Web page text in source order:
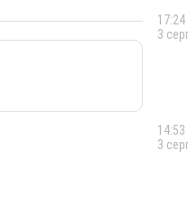
17:24
3
14:53
3